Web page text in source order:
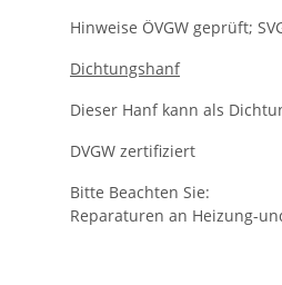
Hinweise ÖVGW geprüft;
Dichtungshanf
Dieser Hanf kann als
DVGW zertifiziert
Bitte Beachten Sie:
Reparaturen an Heizung-